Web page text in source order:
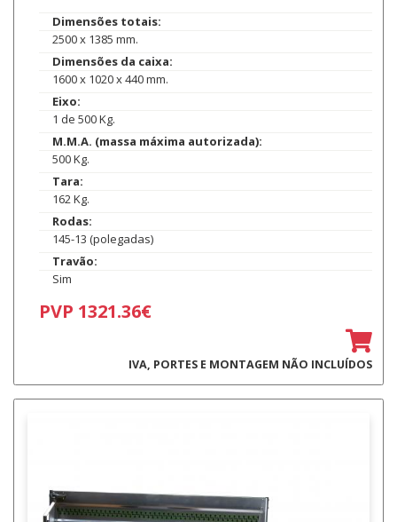
Dimensões totais:
2500 x 1385 mm.
Dimensões da caixa:
1600 x 1020 x 440 mm.
Eixo:
1 de 500 Kg.
M.M.A. (massa máxima autorizada):
500 Kg.
Tara:
162 Kg.
Rodas:
145-13 (polegadas)
Travão:
Sim
PVP 1321.36€
IVA, PORTES E MONTAGEM NÃO INCLUÍDOS